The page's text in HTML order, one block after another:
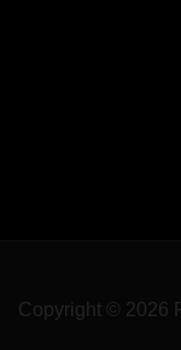
Copyright © 2026